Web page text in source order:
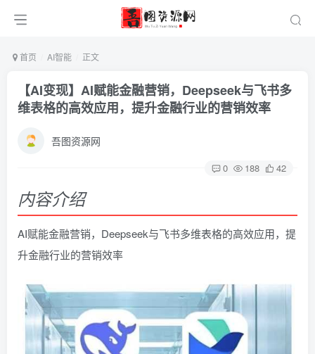
首页 AI智能 正文
【AI变现】AI赋能金融营销，Deepseek与飞书多
维表格的高效应用，提升金融行业的营销效率
吾图资源网
0 188 42
内容介绍
AI赋能金融营销，Deepseek与飞书多维表格的高效应用，提
升金融行业的营销效率